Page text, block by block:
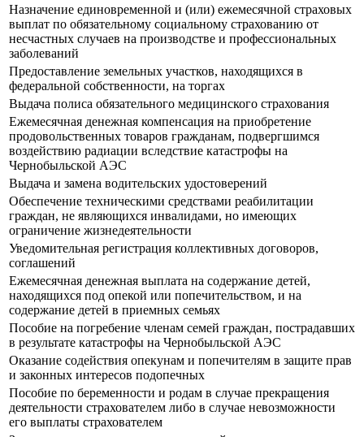
Назначение единовременной и (или) ежемесячной страховых
выплат по обязательному социальному страхованию от
несчастных случаев на производстве и профессиональных
заболеваний
Предоставление земельных участков, находящихся в
федеральной собственности, на торгах
Выдача полиса обязательного медицинского страхования
Ежемесячная денежная компенсация на приобретение
продовольственных товаров гражданам, подвергшимся
воздействию радиации вследствие катастрофы на
Чернобыльской АЭС
Выдача и замена водительских удостоверений
Обеспечение техническими средствами реабилитации
граждан, не являющихся инвалидами, но имеющих
ограничение жизнедеятельности
Уведомительная регистрация коллективных договоров,
соглашений
Ежемесячная денежная выплата на содержание детей,
находящихся под опекой или попечительством, и на
содержание детей в приемных семьях
Пособие на погребение членам семей граждан, пострадавших
в результате катастрофы на Чернобыльской АЭС
Оказание содействия опекунам и попечителям в защите прав
и законных интересов подопечных
Пособие по беременности и родам в случае прекращения
деятельности страхователем либо в случае невозможности
его выплаты страхователем